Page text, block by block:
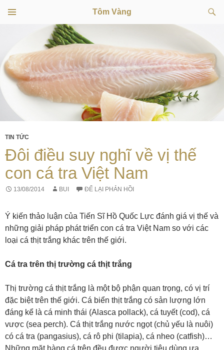
Tôm Vàng
kiếm
NỘI
DUNG
TIN TỨC
Đôi điều suy nghĩ về vị thế
con cá tra Việt Nam
13/08/2014 BUI ĐỂ LẠI PHẢN HỒI
Ý kiến thảo luận của Tiến Sĩ Hồ Quốc Lực đánh giá vị thế và
những giải pháp phát triển con cá tra Việt Nam so với các
loại cá thịt trắng khác trên thế giới.
Cá tra trên thị trường cá thịt trắng
Thị trường cá thịt trắng là một bộ phận quan trọng, có vị trí
đặc biệt trên thế giới. Cá biển thịt trắng có sản lượng lớn
đáng kể là cá minh thái (Alasca pollack), cá tuyết (cod), cá
vược (sea perch). Cá thịt trắng nước ngọt (chủ yếu là nuôi)
có cá tra (pangasius), cá rô phi (tilapia), cá nheo (catfish)…